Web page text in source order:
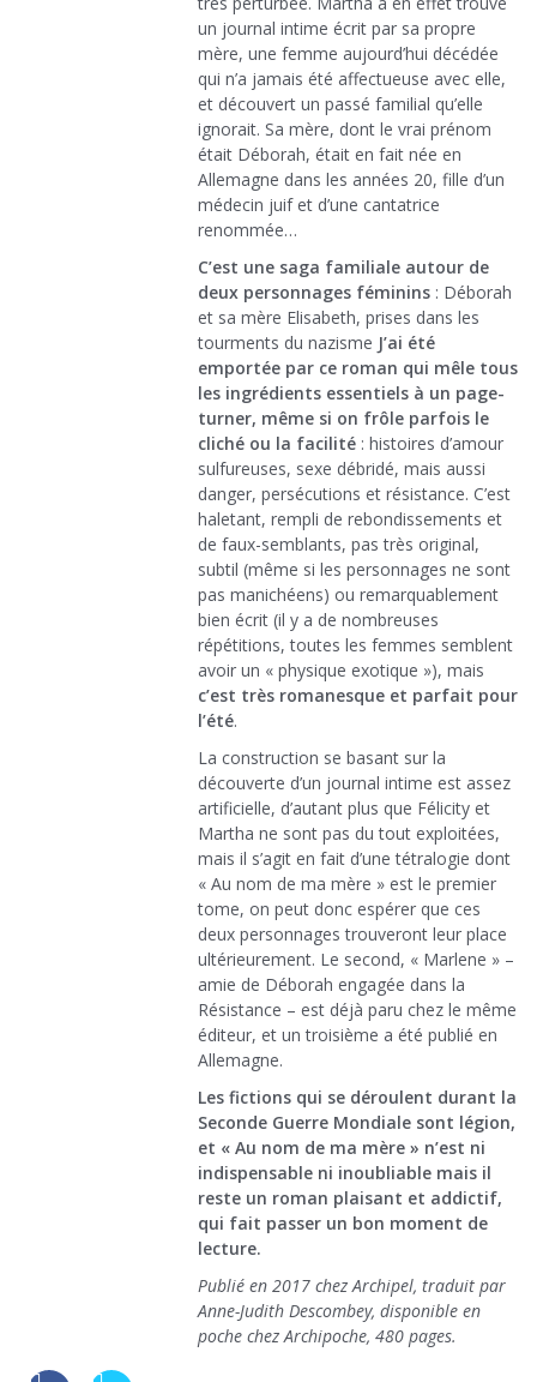
un journal intime écrit par sa propre
mère, une femme aujourd’hui décédée
qui n’a jamais été affectueuse avec elle,
et découvert un passé familial qu’elle
ignorait. Sa mère, dont le vrai prénom
était Déborah, était en fait née en
Allemagne dans les années 20, fille d’un
médecin juif et d’une cantatrice
renommée…
C’est une saga familiale autour de
deux personnages féminins : Déborah
et sa mère Elisabeth, prises dans les
tourments du nazisme J’ai été
emportée par ce roman qui mêle tous
les ingrédients essentiels à un page-
turner, même si on frôle parfois le
cliché ou la facilité : histoires d’amour
sulfureuses, sexe débridé, mais aussi
danger, persécutions et résistance. C’est
haletant, rempli de rebondissements et
de faux-semblants, pas très original,
subtil (même si les personnages ne sont
pas manichéens) ou remarquablement
bien écrit (il y a de nombreuses
répétitions, toutes les femmes semblent
avoir un « physique exotique »), mais
c’est très romanesque et parfait pour
l’été.
La construction se basant sur la
découverte d’un journal intime est assez
artificielle, d’autant plus que Félicity et
Martha ne sont pas du tout exploitées,
mais il s’agit en fait d’une tétralogie dont
« Au nom de ma mère » est le premier
tome, on peut donc espérer que ces
deux personnages trouveront leur place
ultérieurement. Le second, « Marlene » –
amie de Déborah engagée dans la
Résistance – est déjà paru chez le même
éditeur, et un troisième a été publié en
Allemagne.
Les fictions qui se déroulent durant la
Seconde Guerre Mondiale sont légion,
et « Au nom de ma mère » n’est ni
indispensable ni inoubliable mais il
reste un roman plaisant et addictif,
qui fait passer un bon moment de
lecture.
Publié en 2017 chez Archipel, traduit par
Anne-Judith Descombey, disponible en
poche chez Archipoche, 480 pages.